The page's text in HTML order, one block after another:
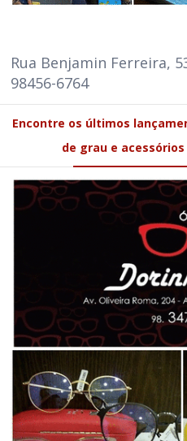
Rua Benjamin Ferreira,
98456-6764
Encontre os últimos
de grau e